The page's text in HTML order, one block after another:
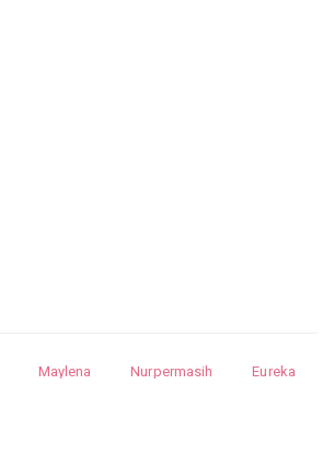
Maylena Nurpermasih
Eureka